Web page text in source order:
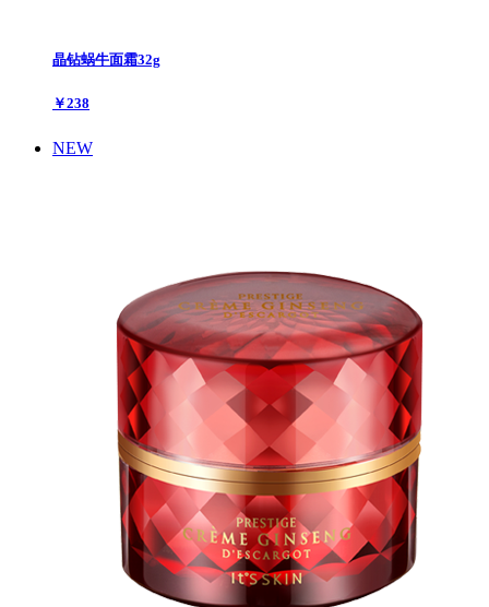
晶钻蜗牛面霜32g
￥238
NEW